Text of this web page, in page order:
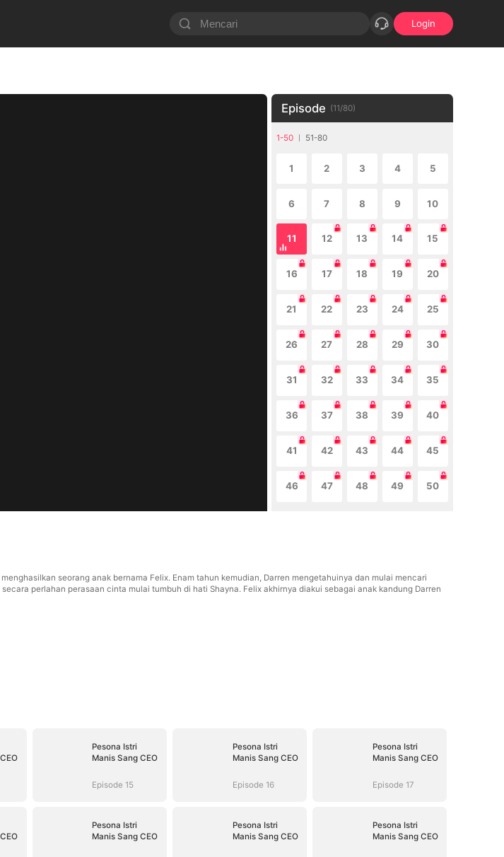
Login
Episode (11/80)
1-50 51-80
1 2 3 4 5
6 7 8 9 10
11 12 13 14 15
16 17 18 19 20
21 22 23 24 25
26 27 28 29 30
31 32 33 34 35
36 37 38 39 40
41 42 43 44 45
46 47 48 49 50
seorang anak bernama Felix. Enam tahun kemudian, Darren mengetahuinya dan mulai mencari
perlahan perasaan cinta mulai tumbuh di hati Shayna. Felix akhirnya diakui sebagai anak kandung Darren
Pesona Istri
Manis Sang CEO
Episode 15
Pesona Istri
Manis Sang CEO
Episode 16
Pesona Istri
Manis Sang CEO
Episode 17
Pesona Istri
Manis Sang CEO
Pesona Istri
Manis Sang CEO
Pesona Istri
Manis Sang CEO